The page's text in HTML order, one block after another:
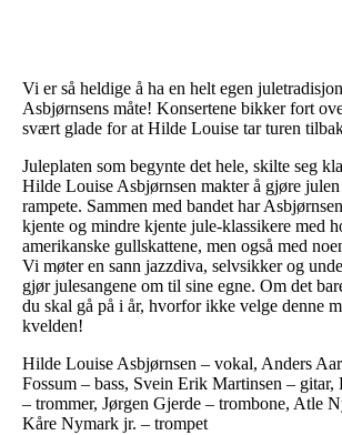
Vi er så heldige å ha en helt egen
Asbjørnsens måte! Konsertene bikker fort
svært glade for at Hilde Louise tar turen
Juleplaten som begynte det hele, skilte seg
Hilde Louise Asbjørnsen makter å gjøre
rampete. Sammen med bandet har
kjente og mindre kjente jule-klassikere med
amerikanske gullskattene, men også med
Vi møter en sann jazzdiva, selvsikker og
gjør julesangene om til sine egne. Om det
du skal gå på i år, hvorfor ikke velge denne
kvelden!
Hilde Louise Asbjørnsen – vokal, Anders
Fossum – bass, Svein Erik Martinsen –
– trommer, Jørgen Gjerde – trombone, Atle
Kåre Nymark jr. – trompet